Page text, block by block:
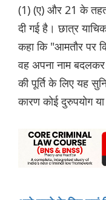
(1) (ए) और 21 के
दी गई है। छात्र
कहा कि "आमतौर पर
वह अपना नाम
की पूर्ति के लिए यह
कारण कोई दुरुपयोग